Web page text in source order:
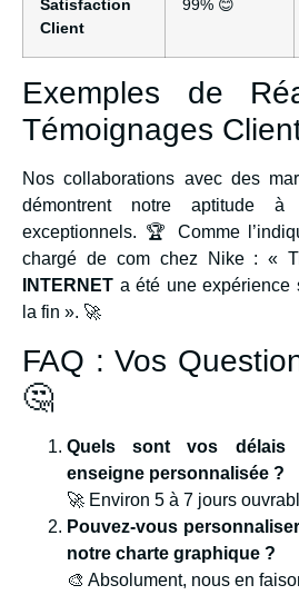
Satisfaction
Client
99% 😊
Exemples de
Témoignages
Nos collaborations avec des
démontrent notre aptitude
exceptionnels. 🏆 Comme
chargé de com chez Nike : «
INTERNET a été une expérience
la fin ». 🚀
FAQ : Vos
🤔
Quels sont vos délais
enseigne personnalisée ?
🚀 Environ 5 à 7 jours
Pouvez-vous
notre charte graphique ?
🎨 Absolument, nous en